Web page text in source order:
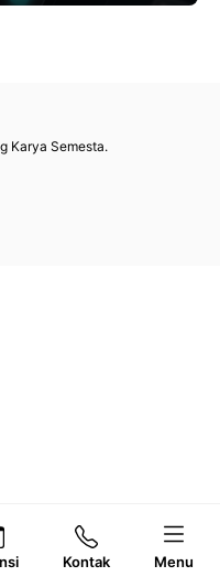
Karya Semesta.
Kontak Menu